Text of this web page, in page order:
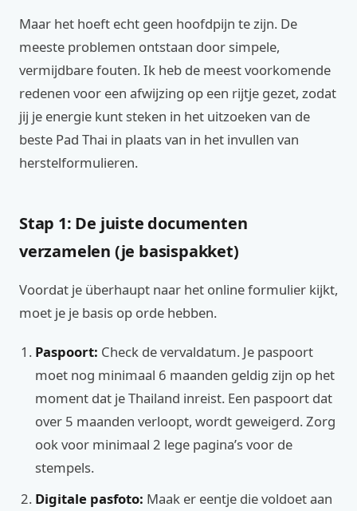
Maar het hoeft echt geen hoofdpijn te zijn. De
meeste problemen ontstaan door simpele,
vermijdbare fouten. Ik heb de meest voorkomende
redenen voor een afwijzing op een rijtje gezet, zodat
jij je energie kunt steken in het uitzoeken van de
beste Pad Thai in plaats van in het invullen van
herstelformulieren.
Stap 1: De juiste documenten
verzamelen (je basispakket)
Voordat je überhaupt naar het online formulier kijkt,
moet je je basis op orde hebben.
Paspoort: Check de vervaldatum. Je paspoort
moet nog minimaal 6 maanden geldig zijn op het
moment dat je Thailand inreist. Een paspoort dat
over 5 maanden verloopt, wordt geweigerd. Zorg
ook voor minimaal 2 lege pagina’s voor de
stempels.
Digitale pasfoto: Maak er eentje die voldoet aan